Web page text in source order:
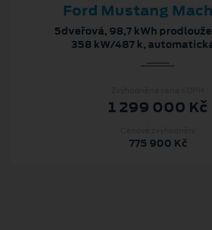
Ford Mustang
5dveřová, 98,7 kWh
358 kW/487 k,
1 299 000 Kč
775 900 Kč